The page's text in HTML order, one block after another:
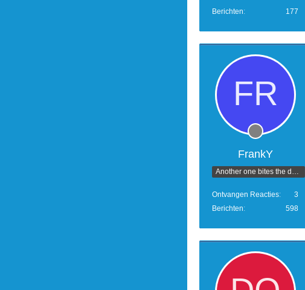
Berichten 177
FrankY
Ontvangen Reacties
3
Berichten
598